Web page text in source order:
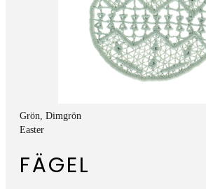
Grön, Dimgrön
Easter
FÄGEL